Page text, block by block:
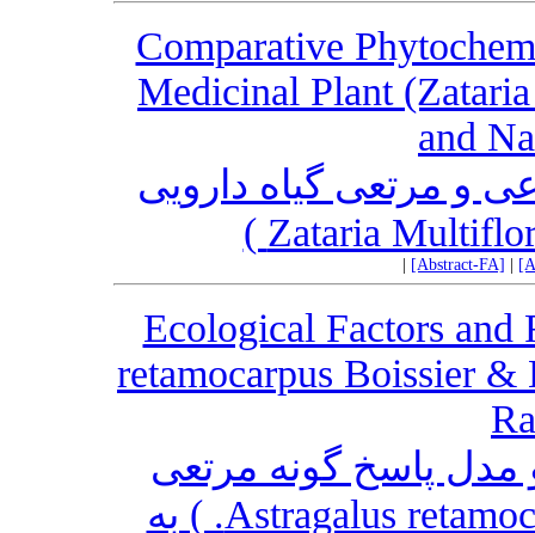
Comparative
Medicinal Plant
and
و مرتعی گیاه دارویی
[Abstract-FA]
Ecological Factors and
retamocarpus Boissier
پاسخ گونه مرتعی
کلهر (Astragalus retamocarpus Boissier & Hohen. ) به